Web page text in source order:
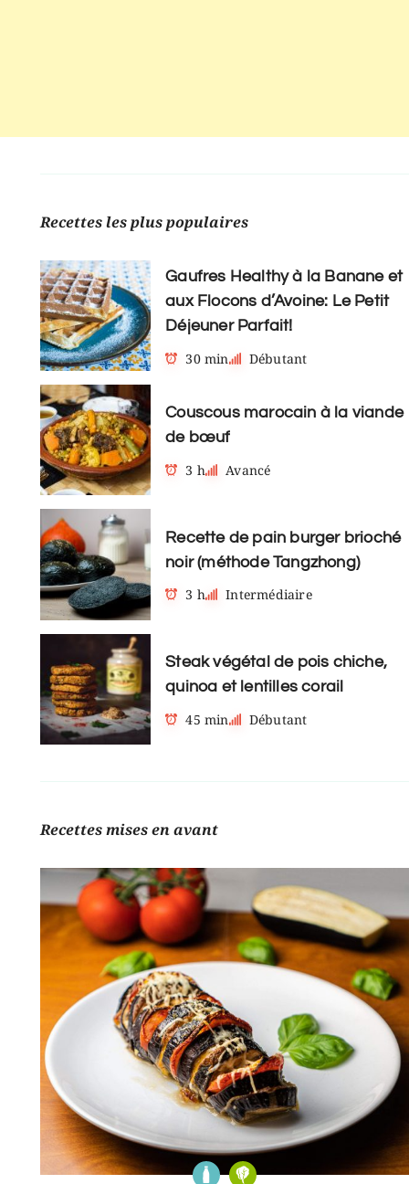
Recettes les plus populaires
Gaufres Healthy à la Banane et
aux Flocons d’Avoine: Le Petit
Déjeuner Parfait!
30 min
Débutant
Couscous marocain à la viande
de bœuf
3 h
Avancé
Recette de pain burger brioché
noir (méthode Tangzhong)
3 h
Intermédiaire
Steak végétal de pois chiche,
quinoa et lentilles corail
45 min
Débutant
Recettes mises en avant